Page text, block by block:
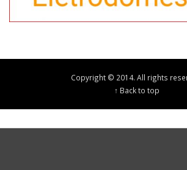
Copyright © 2014. All rights
↑ Back to top